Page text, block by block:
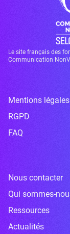
Le site français des
Communication
Mentions légales
RGPD
FAQ
Nous contacter
Qui sommes-
Ressources
Actualités